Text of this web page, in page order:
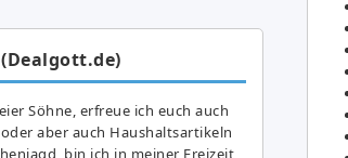
Söhne, erfreue ich euch auch
aber auch Haushaltsartikeln
bin ich in meiner Freizeit